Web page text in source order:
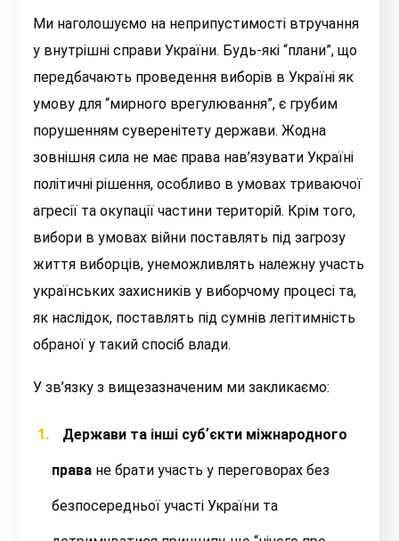
Ми наголошуємо на неприпустимості втручання
у внутрішні справи України. Будь-які “плани”, що
передбачають проведення виборів в Україні як
умову для “мирного врегулювання”, є грубим
порушенням суверенітету держави. Жодна
зовнішня сила не має права нав’язувати Україні
політичні рішення, особливо в умовах триваючої
агресії та окупації частини територій. Крім того,
вибори в умовах війни поставлять під загрозу
життя виборців, унеможливлять належну участь
українських захисників у виборчому процесі та,
як наслідок, поставлять під сумнів легітимність
обраної у такий спосіб влади.
У зв’язку з вищезазначеним ми закликаємо:
Держави та інші субʼєкти міжнародного
права не брати участь у переговорах без
безпосередньої участі України та